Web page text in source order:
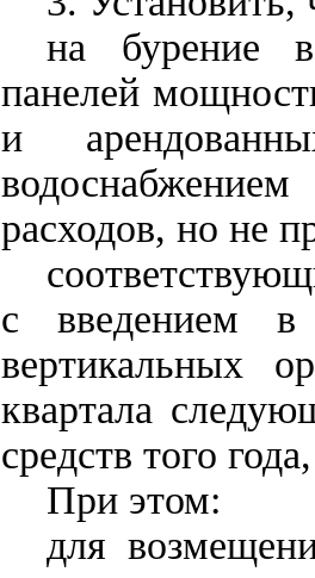
на бурение
панелей
и
расходов, но не
с введением в
вертикальных
квартала
средств того
При этом:
для